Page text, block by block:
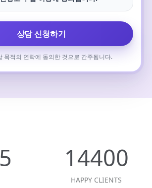
상담 신청하기
목적의 연락에 동의한 것으로 간주됩니다.
14400
HAPPY CLIENTS